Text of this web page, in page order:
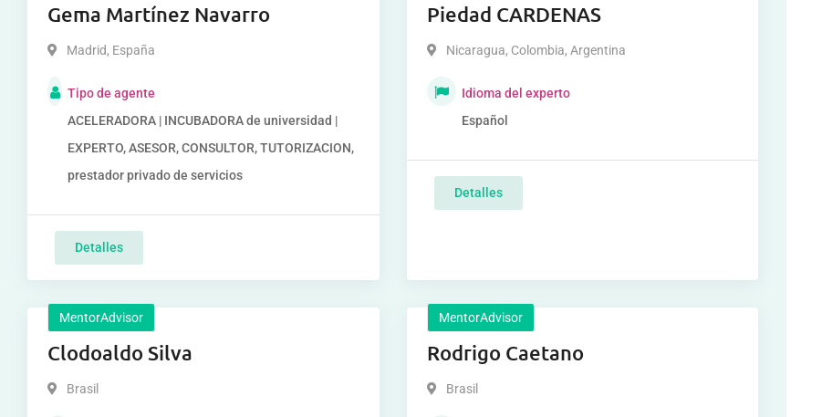
Gema Martínez Navarro
Madrid, España
Tipo de agente
ACELERADORA | INCUBADORA de universidad |
EXPERTO, ASESOR, CONSULTOR, TUTORIZACION,
prestador privado de servicios
Detalles
Piedad CARDENAS
Nicaragua, Colombia, Argentina
Idioma del experto
Español
Detalles
MentorAdvisor
Clodoaldo Silva
Brasil
MentorAdvisor
Rodrigo Caetano
Brasil